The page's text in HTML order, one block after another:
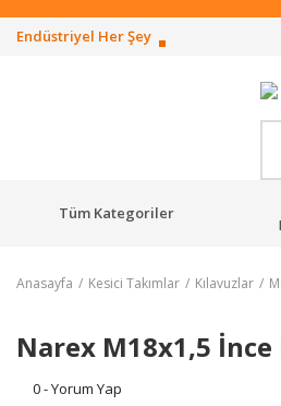
Endüstriyel Her Şey
Tüm Kategoriler
Anasayfa Kesici Takımlar Kılavuzlar
Narex M18x1,5
0 - Yorum Yap